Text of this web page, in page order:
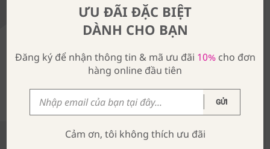
ƯU ĐÃI ĐẶC BIỆT
DÀNH CHO BẠN
Đăng ký để nhận thông tin & mã ưu đãi 10%cho đơn
hàng online đầu tiên
GỬI
Cảm ơn, tôi không thích ưu đãi